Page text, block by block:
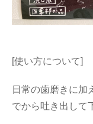
[使い方について]
日常の歯磨きに加
でから吐き出して